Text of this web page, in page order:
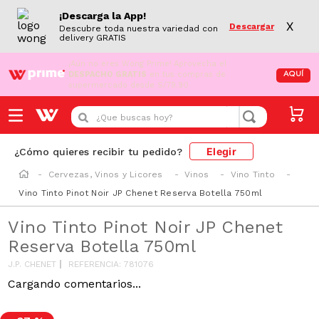
¡Descarga la App!
Descubre toda nuestra variedad con
delivery GRATIS
Descargar X
¡Aún no eres Wong Prime! Aprovecha el
DESPACHO GRATIS en tus compras de
supermercado desde S/79.90
AQUÍ
¿Que buscas hoy?
¿Cómo quieres recibir tu pedido? Elegir
Cervezas, Vinos y Licores Vinos
Vino Tinto
Vino Tinto Pinot Noir JP Chenet Reserva Botella 750ml
Vino Tinto Pinot Noir JP Chenet
Reserva Botella 750ml
J.P. CHENET REFERENCIA:781076
Cargando comentarios...